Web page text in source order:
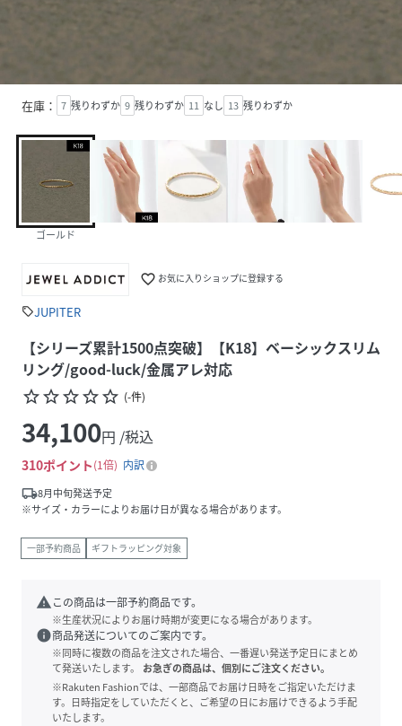
在庫： 7 残りわずか 9 残りわずか 11 なし 13 残りわずか
ゴールド
favorite_border お気に入りショップに登録する
sellJUPITER
【シリーズ累計1500点突破】【K18】ベーシックスリム
リング/good-luck/金属アレ対応
star_borderstar_borderstar_borderstar_borderstar_border (-件)
34,100円 /税込
310ポイント 1倍
内訳
local_shipping8月中旬発送予定
※サイズ・カラーによりお届け日が異なる場合があります。
一部予約商品 ギフトラッピング対象
warning この商品は一部予約商品です。
※生産状況によりお届け時期が変更になる場合があります。
info商品発送についてのご案内です。
※同時に複数の商品を注文された場合、一番遅い発送予定日にまとめ
て発送いたします。
お急ぎの商品は、個別にご注文ください。
※Rakuten Fashionでは、一部商品でお届け日時をご指定いただけま
す。日時指定をしていただくと、ご希望の日にお届けできるよう手配
いたします。